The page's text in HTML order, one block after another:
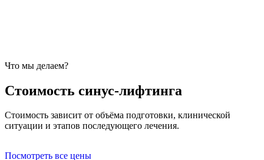
Что мы делаем?
Стоимость синус-лифтинга
Стоимость зависит от объёма подготовки, клинической
ситуации и этапов последующего лечения.
Посмотреть все цены